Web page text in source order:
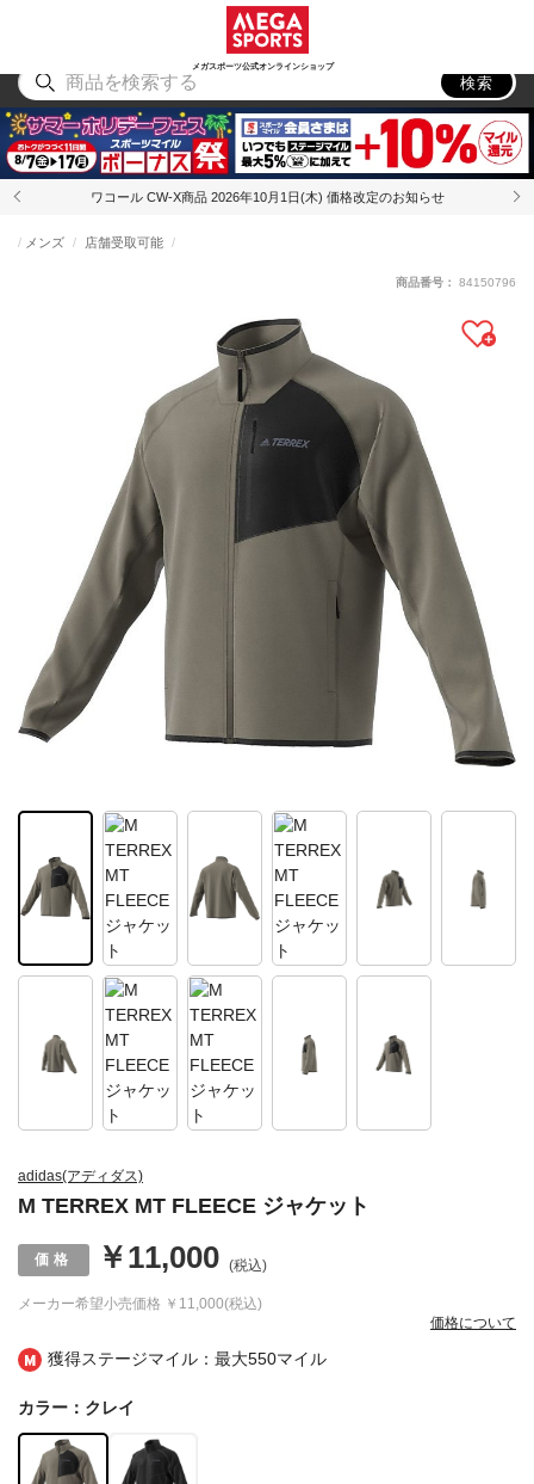
メガスポーツ公式オンラインショップ
アウトドア
検索
ワコール CW-X商品 2026年10月1日(木) 価格改定のお知らせ
獲得ステージマイル：最大550マイル
adidas(アディダス)
M TERREX MT FLEECE ジャケット
メンズ 店舗受取可能
メーカー希望小売価格 ￥11,000(税込)
￥11,000 (税込)
価格について
商品番号： 84150796
カラー：クレイ